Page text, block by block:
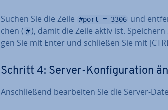
Suchen Sie die Zeile #port = 3306 und
chen ( # ), damit die Zeile aktiv ist.
gen Sie mit Enter und schließen Sie mit
Schritt 4: Server-Kon­fi­gu­ra­ti­on
An­schlie­ßend be­ar­bei­ten Sie die Server-